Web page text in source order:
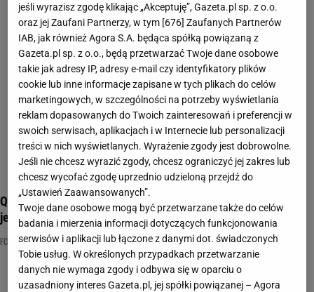
Quiz dla znawców piłki nożnej. Rozpoznasz herb klubu po
jego fragmencie?
FC BARCELONA NAJNOWSZE QUIZY DZISIAJ DODANE QUIZ WIEDZY OGÓLNEJ
jeśli wyrazisz zgodę klikając „Akceptuję”, Gazeta.pl sp. z o.o.
oraz jej Zaufani Partnerzy, w tym [676] Zaufanych Partnerów
IAB, jak również Agora S.A. będąca spółką powiązaną z
Gazeta.pl sp. z o.o., będą przetwarzać Twoje dane osobowe
takie jak adresy IP, adresy e-mail czy identyfikatory plików
cookie lub inne informacje zapisane w tych plikach do celów
marketingowych, w szczególności na potrzeby wyświetlania
reklam dopasowanych do Twoich zainteresowań i preferencji w
swoich serwisach, aplikacjach i w Internecie lub personalizacji
treści w nich wyświetlanych. Wyrażenie zgody jest dobrowolne.
Jeśli nie chcesz wyrazić zgody, chcesz ograniczyć jej zakres lub
chcesz wycofać zgodę uprzednio udzieloną przejdź do
„Ustawień Zaawansowanych”.
Twoje dane osobowe mogą być przetwarzane także do celów
badania i mierzenia informacji dotyczących funkcjonowania
serwisów i aplikacji lub łączone z danymi dot. świadczonych
Tobie usług. W określonych przypadkach przetwarzanie
danych nie wymaga zgody i odbywa się w oparciu o
uzasadniony interes Gazeta.pl, jej spółki powiązanej – Agora